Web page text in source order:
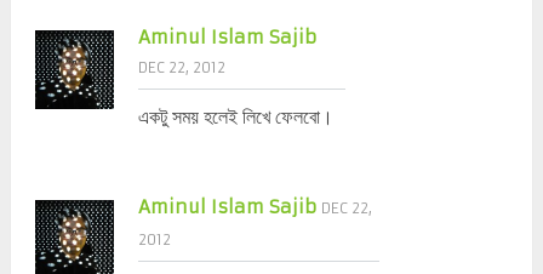
Aminul Islam Sajib
DEC 22, 2012
একটু সময় হলেই লিখে ফেলবো।
Aminul Islam Sajib DEC 22,
2012